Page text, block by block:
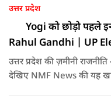
उत्तर प्रदेश
Yogi को छोड़ो पहले
Rahul Gandhi | UP
उत्तर प्रदेश की ज़मीनी
देखिए NMF News की यह खास